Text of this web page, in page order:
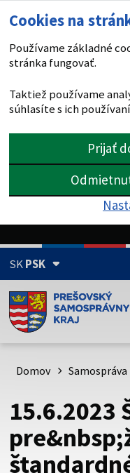
Cookies na
Používame základné
stránka fungovať.
Taktiež používame
súhlasíte s ich
Prijať
SKPSK
Doména psk.sk je
Toto je oficiálna
psk.sk.
Táto stránka je
Buďte pozorní a vždy
cez zabezpečenú
vždy začína https://
Domov Samospráva
15.6.2023